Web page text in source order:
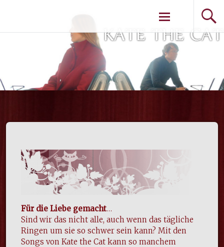
Weiter zum
Inhalt
Für die Liebe gemacht…
Sind wir das nicht alle, auch wenn das tägliche
Ringen um sie so schwer sein kann? Mit den
Songs von Kate the Cat kann so manchem